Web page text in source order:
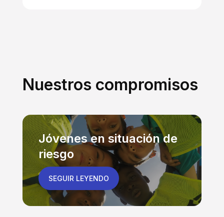
Nuestros compromisos
Jóvenes en situación de
riesgo
SEGUIR LEYENDO